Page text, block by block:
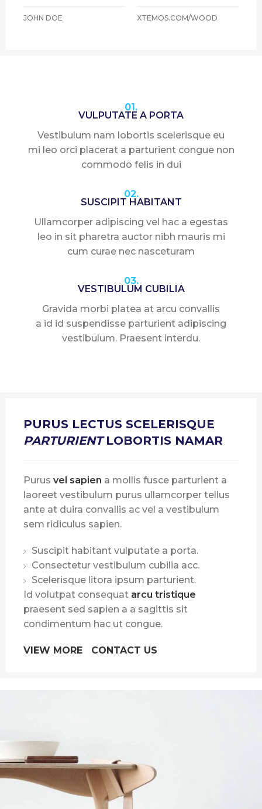
JOHN DOE XTEMOS.COM/WOOD
01.
VULPUTATE A PORTA
Vestibulum nam lobortis scelerisque eu
mi leo orci placerat a parturient congue non
commodo felis in dui
02.
SUSCIPIT HABITANT
Ullamcorper adipiscing vel hac a egestas
leo in sit pharetra auctor nibh mauris mi
cum curae nec nasceturam
03.
VESTIBULUM CUBILIA
Gravida morbi platea at arcu convallis
a id id suspendisse parturient adipiscing
vestibulum. Praesent interdu.
PURUS LECTUS SCELERISQUE
PARTURIENTLOBORTIS NAMAR
Purus vel sapien a mollis fusce parturient a
laoreet vestibulum purus ullamcorper tellus
ante at duira convallis ac vel a vestibulum
sem ridiculus sapien.
Suscipit habitant vulputate a porta.
Consectetur vestibulum cubilia acc.
Scelerisque litora ipsum parturient.
Id volutpat consequat arcu tristique
praesent sed sapien a a sagittis sit
condimentum hac ut congue.
VIEW MORE CONTACT US